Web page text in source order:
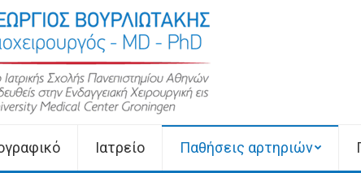
Ιατρείο Παθήσεις αρτηριών